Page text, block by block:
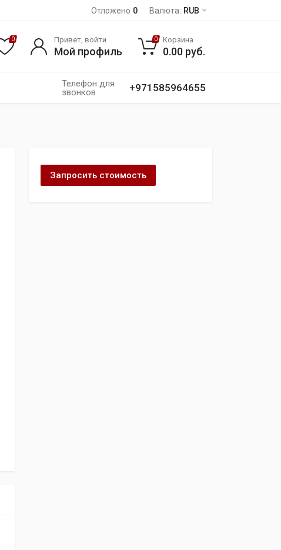
Отложено 0 Валюта: RUB
Телефон для
звонков
+971585964655
0 Привет, войти
Мой профиль
0 Корзина
0.00 руб.
Запросить стоимость